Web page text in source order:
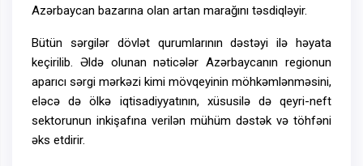
Azərbaycan bazarına olan artan marağını təsdiqləyir.
Bütün sərgilər dövlət qurumlarının dəstəyi ilə həyata
keçirilib. Əldə olunan nəticələr Azərbaycanın regionun
aparıcı sərgi mərkəzi kimi mövqeyinin möhkəmlənməsini,
eləcə də ölkə iqtisadiyyatının, xüsusilə də qeyri-neft
sektorunun inkişafına verilən mühüm dəstək və töhfəni
əks etdirir.